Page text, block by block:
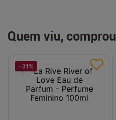
Quem viu, comprou
-31 %